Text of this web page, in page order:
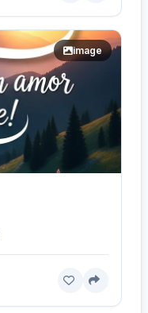
image